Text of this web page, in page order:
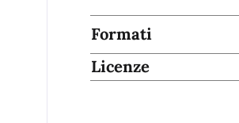
Formati
Licenze